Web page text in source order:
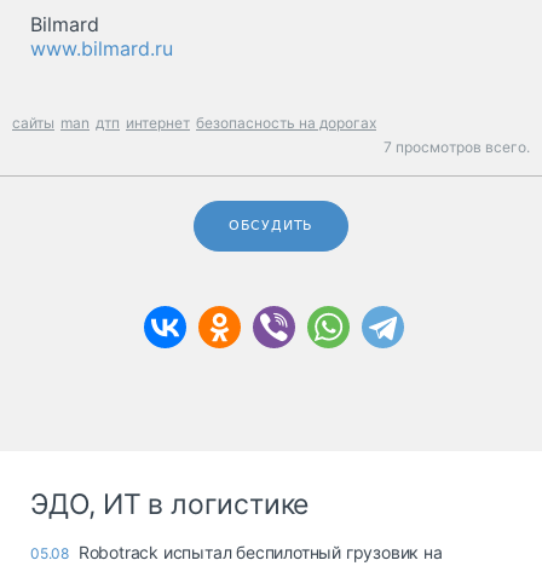
Bilmard
www.bilmard.ru
сайты man дтп интернет безопасность на дорогах
7 просмотров всего.
ОБСУДИТЬ
ЭДО, ИТ в логистике
05.08 Robotrack испытал беспилотный грузовик на